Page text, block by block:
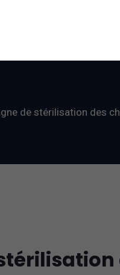
de stérilisation des